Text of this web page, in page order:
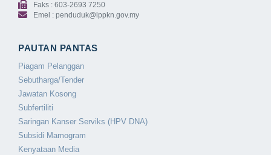
Faks : 603-2693 7250
Emel : penduduk@lppkn.gov.my
PAUTAN PANTAS
Piagam Pelanggan
Sebutharga/Tender
Jawatan Kosong
Subfertiliti
Saringan Kanser Serviks (HPV DNA)
Subsidi Mamogram
Kenyataan Media